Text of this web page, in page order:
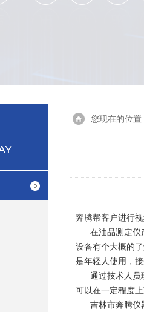
您现在的位置
奔腾帮客户进行
在油品测定仪产
设备有个大概的
是年轻人使用，
通过技术人员现
可以在一定程度
吉林市奔腾仪器